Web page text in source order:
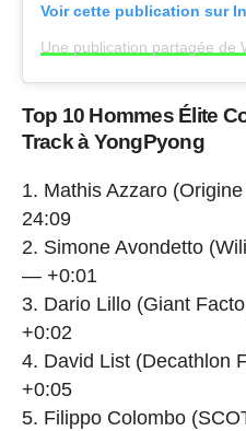
Voir cette publication sur
Top 10 Hommes Élite
Track à YongPyong
1. Mathis Azzaro
24:09
2. Simone Avondetto
— +0:01
3. Dario Lillo (Giant
+0:02
4. David List (Decathlon
+0:05
5. Filippo Colombo